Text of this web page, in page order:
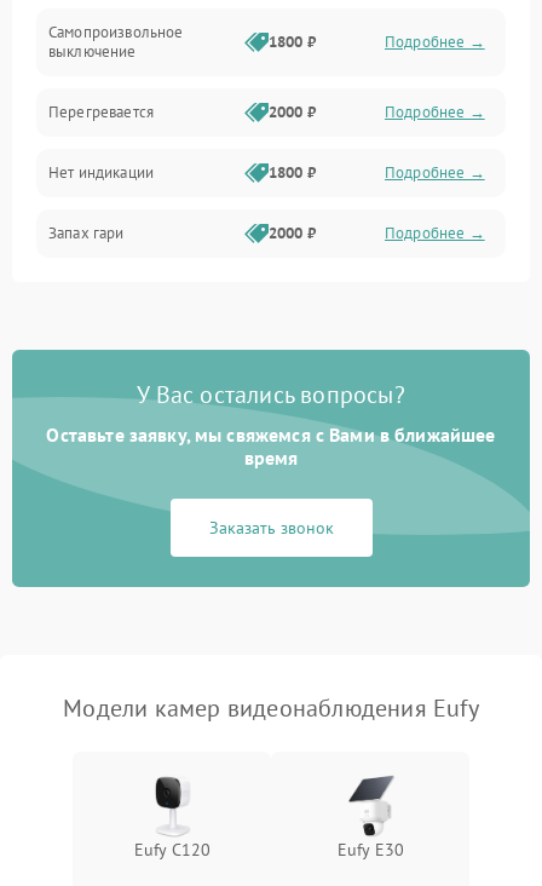
Самопроизвольное
выключение
1800 ₽ Подробнее →
Перегревается 2000 ₽ Подробнее →
Нет индикации 1800 ₽ Подробнее →
Запах гари 2000 ₽ Подробнее →
У Вас остались вопросы?
Оставьте заявку, мы свяжемся с Вами в ближайшее
время
Заказать звонок
Модели камер видеонаблюдения Eufy
Eufy C120 Eufy E30